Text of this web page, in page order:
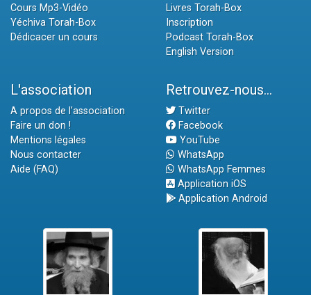
Cours Mp3-Vidéo
Yéchiva Torah-Box
Dédicacer un cours
Livres Torah-Box
Inscription
Podcast Torah-Box
English Version
L'association
A propos de l'association
Faire un don !
Mentions légales
Nous contacter
Aide (FAQ)
Retrouvez-nous...
Twitter
Facebook
YouTube
WhatsApp
WhatsApp Femmes
Application iOS
Application Android